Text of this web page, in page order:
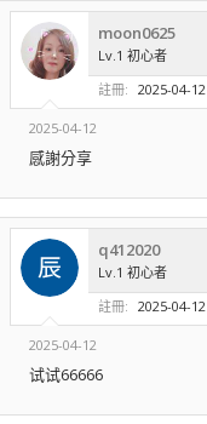
moon0625
Lv.1 初心者
註冊
2025-04-12
2025-04-12
感謝分享
q412020
Lv.1 初心者
註冊
2025-04-12
2025-04-12
试试66666